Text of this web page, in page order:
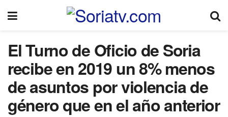
El Turno de Oficio de Soria
recibe en 2019 un 8% menos
de asuntos por violencia de
género que en el año anterior